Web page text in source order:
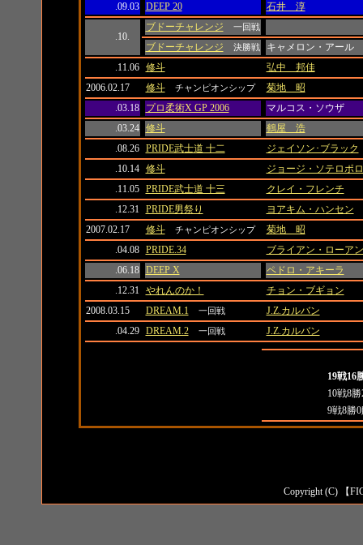
.09.03
DEEP 20 石井 淳
.10.
ブドーチャレンジ 一回戦
ブドーチャレンジ 決勝戦
キャメロン・アール
.11.06
修斗
弘中 邦佳
2006.02.17
修斗 チャンピオンシップ
菊地 昭
.03.18
プロ柔術X GP 2006
マルコス・ソウザ
.03.24
修斗
鶴屋 浩
.08.26
PRIDE武士道 十二
ジェイソン･ブラック
.10.14
修斗
ジョージ・ソテロポ
.11.05
PRIDE武士道 十三
クレイ・フレンチ
.12.31
PRIDE男祭り
ヨアキム・ハンセン
2007.02.17
修斗 チャンピオンシップ
菊地 昭
.04.08
PRIDE.34
ブライアン・ローア
.06.18
DEEP X
ペドロ・アキーラ
.12.31
やれんのか！
チョン・ブギョン
2008.03.15
DREAM.1 一回戦
J.Z.カルバン
.04.29
DREAM.2 一回戦 J.Z.カルバン
19戦16
10戦8
9戦8勝
Copyright (C) 【